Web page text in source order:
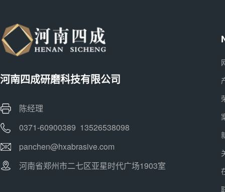
河南四成研磨科技有限公司
陈经理
0371-60900389 13526538098
panchen@hxabrasive.com
河南省郑州市二七区亚星时代广场1903室